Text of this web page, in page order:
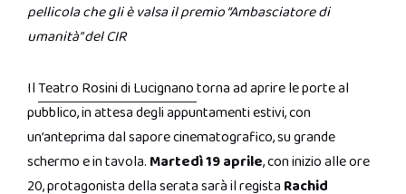
pellicola che gli è valsa il premio “Ambasciatore di
umanità” del CIR
IlTeatro Rosini di Lucignanotorna ad aprire le porte al
pubblico, in attesa degli appuntamenti estivi, con
un’anteprima dal sapore cinematografico, su grande
schermo e in tavola. Martedì 19 aprile, con inizio alle ore
20, protagonista della serata sarà il regista Rachid